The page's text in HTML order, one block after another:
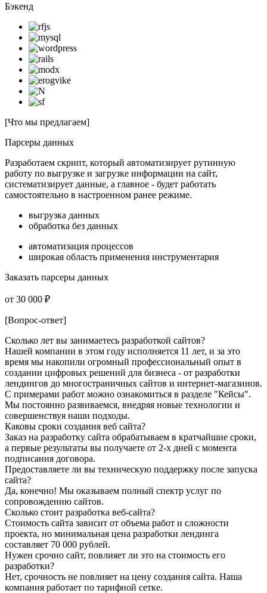
Бэкенд
[Что мы предлагаем]
Парсеры данных
Разработаем скрипт, который автоматизирует рутинную
работу по выгрузке и загрузке информации на сайт,
систематизирует данные, а главное - будет работать
самостоятельно в настроенном ранее режиме.
выгрузка данных
обработка без данных
автоматизация процессов
широкая область применения инструментария
Заказать парсеры данных
от 30 000 ₽
[Вопрос-ответ]
Сколько лет вы занимаетесь разработкой сайтов?
Нашей компании в этом году исполняется 11 лет, и за это
время мы накопили огромный профессиональный опыт в
создании цифровых решений для бизнеса - от разработки
лендингов до многостраничных сайтов и интернет-магазинов.
С примерами работ можно ознакомиться в разделе "Кейсы".
Мы постоянно развиваемся, внедряя новые технологии и
совершенствуя наши подходы.
Каковы сроки создания веб сайта?
Заказ на разработку сайта обрабатываем в кратчайшие сроки,
а первые результаты вы получаете от 2-х дней с момента
подписания договора.
Предоставляете ли вы техническую поддержку после запуска
сайта?
Да, конечно! Мы оказываем полный спектр услуг по
сопровождению сайтов.
Сколько стоит разработка веб-сайта?
Стоимость сайта зависит от объема работ и сложности
проекта, но минимальная цена разработки лендинга
составляет 70 000 рублей.
Нужен срочно сайт, повлияет ли это на стоимость его
разработки?
Нет, срочность не повлияет на цену создания сайта. Наша
компания работает по тарифной сетке.